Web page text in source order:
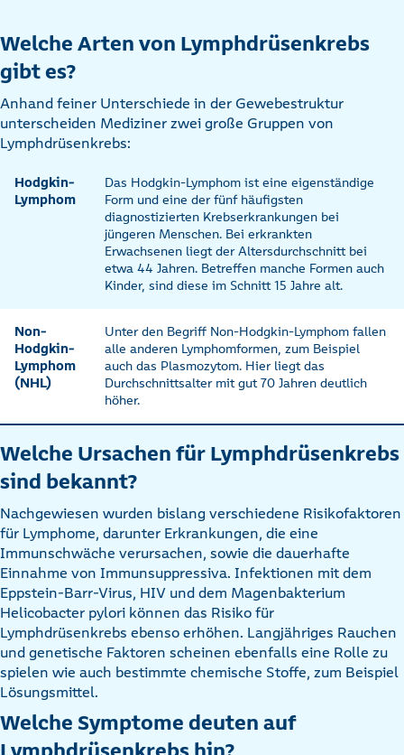
Welche Arten von Lymphdrüsenkrebs
gibt es?
Anhand feiner Unterschiede in der Gewebestruktur
unterscheiden Mediziner zwei große Gruppen von
Lymphdrüsenkrebs:
Hodgkin-
Lymphom
Das Hodgkin-Lymphom ist eine eigenständige
Form und eine der fünf häufigsten
diagnostizierten Krebserkrankungen bei
jüngeren Menschen. Bei erkrankten
Erwachsenen liegt der Altersdurchschnitt bei
etwa 44 Jahren. Betreffen manche Formen auch
Kinder, sind diese im Schnitt 15 Jahre alt.
Non-
Hodgkin-
Lymphom
(NHL)
Unter den Begriff Non-Hodgkin-Lymphom fallen
alle anderen Lymphomformen, zum Beispiel
auch das Plasmozytom. Hier liegt das
Durchschnittsalter mit gut 70 Jahren deutlich
höher.
Welche Ursachen für Lymphdrüsenkrebs
sind bekannt?
Nachgewiesen wurden bislang verschiedene Risikofaktoren
für Lymphome, darunter Erkrankungen, die eine
Immunschwäche verursachen, sowie die dauerhafte
Einnahme von Immunsuppressiva. Infektionen mit dem
Eppstein-Barr-Virus, HIV und dem Magenbakterium
Helicobacter pylori können das Risiko für
Lymphdrüsenkrebs ebenso erhöhen. Langjähriges Rauchen
und genetische Faktoren scheinen ebenfalls eine Rolle zu
spielen wie auch bestimmte chemische Stoffe, zum Beispiel
Lösungsmittel.
Welche Symptome deuten auf